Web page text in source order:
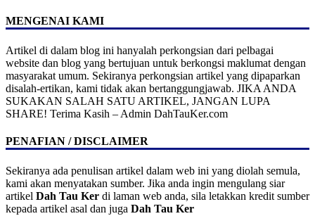
MENGENAI KAMI
Artikel di dalam blog ini hanyalah perkongsian dari pelbagai
website dan blog yang bertujuan untuk berkongsi maklumat dengan
masyarakat umum. Sekiranya perkongsian artikel yang dipaparkan
disalah-ertikan, kami tidak akan bertanggungjawab. JIKA ANDA
SUKAKAN SALAH SATU ARTIKEL, JANGAN LUPA
SHARE! Terima Kasih – Admin DahTauKer.com
PENAFIAN / DISCLAIMER
Sekiranya ada penulisan artikel dalam web ini yang diolah semula,
kami akan menyatakan sumber. Jika anda ingin mengulang siar
artikel Dah Tau Ker di laman web anda, sila letakkan kredit sumber
kepada artikel asal dan juga Dah Tau Ker